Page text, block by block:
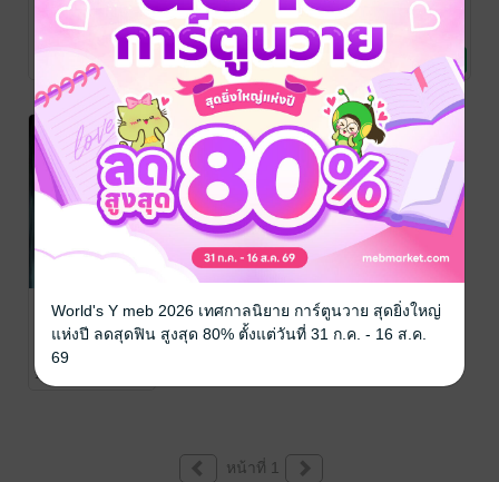
evolope9
/ กัปตันอ
เมริก้า
นิยายวาย Boy
Love / Yaoi
project | อรุณ
แห่งชีวิต
evolope9 / กัปตันอ
เมริก้า
นิยายวาย Boy
Love / Yaoi
2 Rating
My Fav Sitter
evolope9
/ กัปตันอ
เมริก้า
นิยายวาย Boy
Love / Yaoi
3 Rating
Ghost #ธารา
นาที
evolope9 / กัปตันอ
เมริก้า
นิยายวาย Boy
Love / Yaoi
1 Rating
หน้าที่ 1
World's Y meb 2026 เทศกาลนิยาย การ์ตูนวาย สุดยิ่งใหญ่
แห่งปี ลดสุดฟิน สูงสุด 80% ตั้งแต่วันที่ 31 ก.ค. - 16 ส.ค.
69